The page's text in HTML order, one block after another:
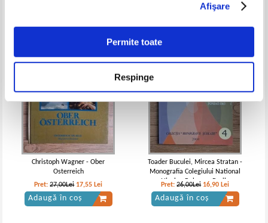
Afişare
Permite toate
Respinge
Christoph Wagner - Ober
Osterreich
Pret:27,00Lei 17,55 Lei
Adaugă în coș
Toader Buculei, Mircea Stratan -
Monografia Colegiului National
Nicolae Balcescu Braila
Pret:26,00Lei 16,90 Lei
Adaugă în coș